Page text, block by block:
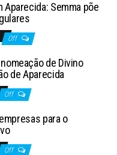
Aparecida: Semma põe
Off
de Divino
de Aparecida
Off
para o
Off